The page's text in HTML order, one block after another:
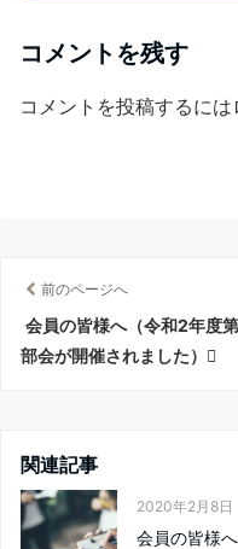
コメントを残す
コメントを投稿するには
前のページへ
会員の皆様へ（令和2年度
部会が開催されました）
関連記事
2020年2月8日
会員の皆様